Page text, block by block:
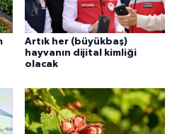
Artık her (büyükbaş)
hayvanın dijital kimliği
olacak